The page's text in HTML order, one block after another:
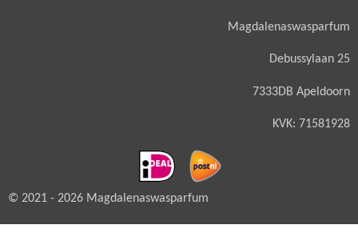
Magdalenaswasparfum
Debussylaan 25
7333DB Apeldoorn
KVK: 71581928
© 2021 - 2026 Magdalenaswasparfum